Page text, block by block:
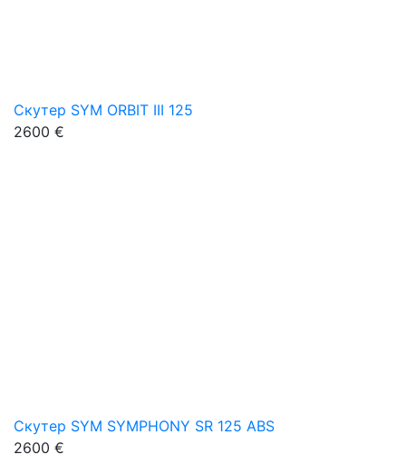
Скутер SYM ORBIT III 125
2600 €
Скутер SYM SYMPHONY SR 125 ABS
2600 €